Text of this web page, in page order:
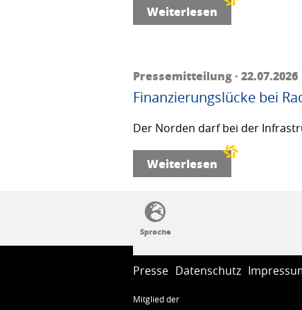
Weiterlesen
Pressemitteilung · 22.07.2026
Finanzierungslücke bei
Der Norden darf bei der
Weiterlesen
SSW-Politik von A bis Z
Presse Datenschutz
Mitglied der